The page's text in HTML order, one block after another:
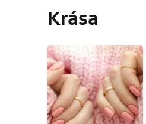
Krása